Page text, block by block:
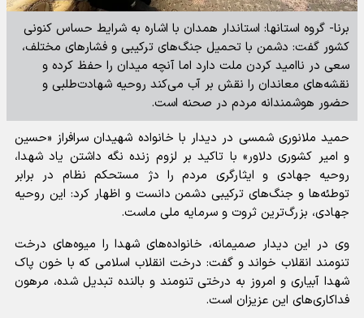
برنا- گروه استانها: استاندار همدان با اشاره به شرایط حساس کنونی
کشور گفت: دشمن با تحمیل جنگ‌های ترکیبی و فشارهای مختلف،
سعی در ناامید کردن ملت دارد اما آنچه میدان را حفظ کرده و
نقشه‌های معاندان را نقش بر آب می‌کند روحیه شهادت‌طلبی و
حضور هوشمندانه مردم در صحنه است.
حمید ملانوری شمسی در دیدار با خانواده شهیدان سرافراز «حسین
و امیر کشوری دلاور» با تاکید بر لزوم زنده نگه داشتن یاد شهدا،
روحیه جهادی و ایثارگری مردم را دژ مستحکم نظام در برابر
توطئه‌ها و جنگ‌های ترکیبی دشمن دانست و اظهار کرد: این روحیه
جهادی، بزرگ‌ترین ثروت و سرمایه ملی ماست.
وی در این دیدار صمیمانه، خانواده‌های شهدا را میوه‌های درخت
تنومند انقلاب خواند و گفت: درخت انقلاب اسلامی که با خون پاک
شهدا آبیاری و امروز به درختی تنومند و بالنده تبدیل شده، مرهون
فداکاری‌های این عزیزان است.